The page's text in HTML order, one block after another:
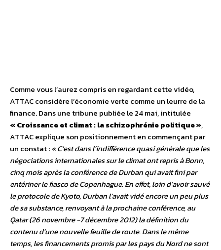
Comme vous l’aurez compris en regardant cette vidéo,
ATTAC considère l’économie verte comme un leurre de la
finance. Dans une tribune publiée le 24 mai, intitulée
« Croissance et climat : la schizophrénie politique »,
ATTAC explique son positionnement en commençant par
un constat :« C’est dans l’indifférence quasi générale que les
négociations internationales sur le climat ont repris à Bonn,
cinq mois après la conférence de Durban qui avait fini par
entériner le fiasco de Copenhague. En effet, loin d’avoir sauvé
le protocole de Kyoto, Durban l’avait vidé encore un peu plus
de sa substance, renvoyant à la prochaine conférence, au
Qatar (26 novembre -7 décembre 2012) la définition du
contenu d’une nouvelle feuille de route. Dans le même
temps, les financements promis par les pays du Nord ne sont